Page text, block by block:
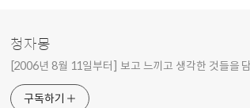
청자몽
[2006년 8월 11일부터] 보고 느끼고 생각한 것들을
구독하기